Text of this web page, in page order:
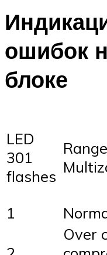
ошибок
блоке
LED
301
flashes
1
Over